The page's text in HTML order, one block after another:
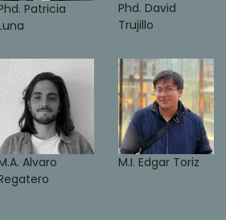
Patricia
Phd. David
Trujillo
Alvaro
M.I. Edgar Toriz